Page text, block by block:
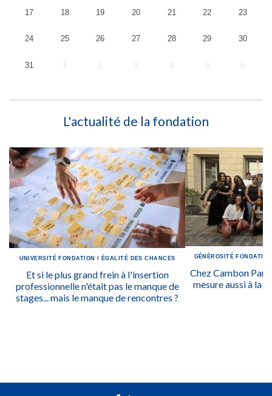
17 18 19 20 21 22 23
24 25 26 27 28 29 30
31 1 2 3 4 5 6
L'actualité de la fondation
UNIVERSITÉ FONDATION / ÉGALITÉ DES CHANCES
Et si le plus grand frein à l'insertion
professionnelle n'était pas le manque de
stages... mais le manque de rencontres ?
GÉNÉROSITÉ FONDATION
Chez Cambon
mesure aussi à la